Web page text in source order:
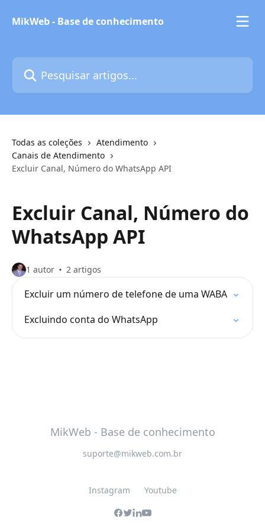
MikWeb - Base de conhecimento
Pesquisar artigos...
Todas as coleções
Atendimento
Canais de Atendimento
Excluir Canal, Número do WhatsApp API
Excluir Canal, Número do
WhatsApp API
1 autor 2 artigos
Excluir um número de telefone de uma WABA
Excluindo conta do WhatsApp
MikWeb - Base de conhecimento
suporte@mikweb.com.br
Instagram Youtube